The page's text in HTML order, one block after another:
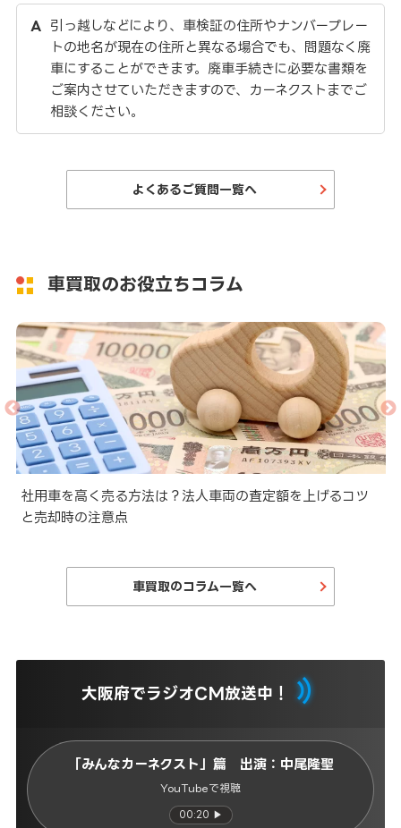
引っ越しなどにより、車検証の住所やナンバープレー
トの地名が現在の住所と異なる場合でも、問題なく廃
車にすることができます。廃車手続きに必要な書類を
ご案内させていただきますので、カーネクストまでご
相談ください。
よくあるご質問一覧へ
車買取のお役立ちコラム
社用車を高く売る方法は？法人車両の査定額を上げるコツ
と売却時の注意点
車買取のコラム一覧へ
大阪府でラジオCM放送中！
「みんなカーネクスト」篇 出演：中尾隆聖
YouTubeで視聴
00:20 ▶